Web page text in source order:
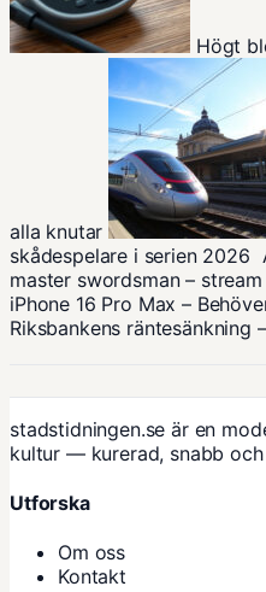
Högt
alla knutar
skådespelare i serien 2026
master swordsman –
iPhone 16 Pro Max –
Riksbankens räntesänkning
stadstidningen.se är en
kultur — kurerad, snabb
Utforska
Om oss
Kontakt